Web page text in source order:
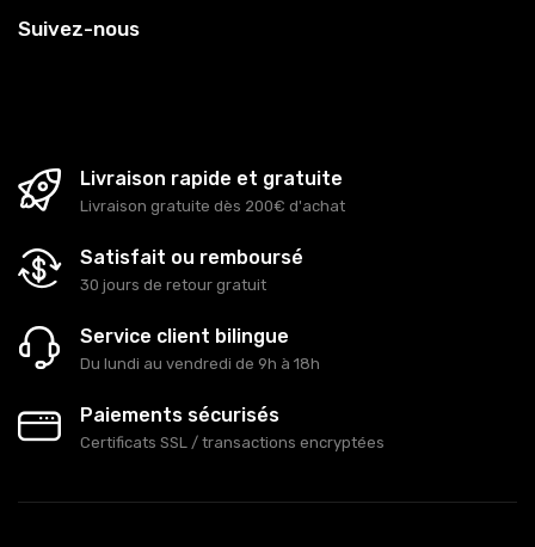
Suivez-nous
Livraison rapide et gratuite
Livraison gratuite dès 200€ d'achat
Satisfait ou remboursé
30 jours de retour gratuit
Service client bilingue
Du lundi au vendredi de 9h à 18h
Paiements sécurisés
Certificats SSL / transactions encryptées